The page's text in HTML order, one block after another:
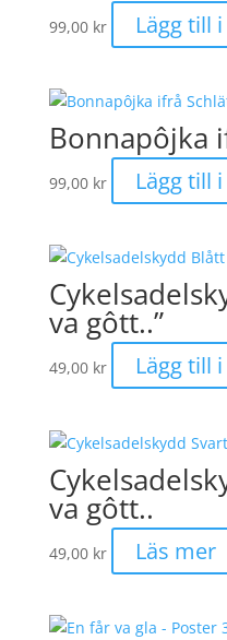
99,00 kr Lägg till
Bonnapôjka
99,00 kr Lägg till
va gôtt..”
49,00 kr Lägg till
va gôtt..
49,00 kr Läs mer